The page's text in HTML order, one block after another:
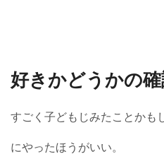
好きかどうかの
すごく子どもじみたことかも
にやったほうがいい。